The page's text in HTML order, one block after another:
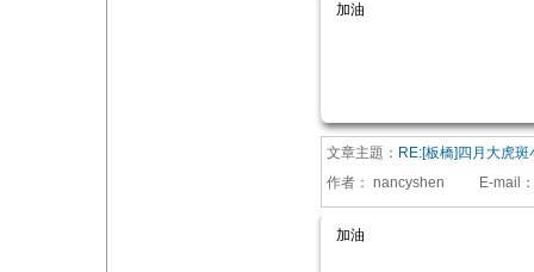
加油
文章主題： RE:[板橋]四月大虎斑
作者： nancyshen E-mail ：
加油